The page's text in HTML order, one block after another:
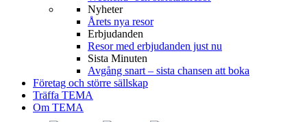
Nyheter
Årets nya resor
Erbjudanden
Resor med erbjudanden just nu
Sista Minuten
Avgång snart – sista chansen att boka
Företag och större sällskap
Träffa TEMA
Om TEMA